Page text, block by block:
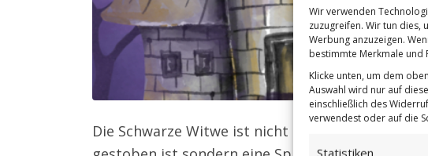
Wir verwenden
zuzugreifen. Wir tun dies,
Werbung anzuzeigen.
bestimmte Merkmale und
Klicke unten, um dem
Auswahl wird nur auf
einschließlich des
verwendest oder auf die
Statistiken
Die Schwarze Witwe ist nicht etwa eine Frau, die